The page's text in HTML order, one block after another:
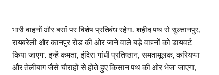
भारी वाहनों और बसों पर विशेष प्रतिबंध रहेगा. शहीद पथ से सुल्तानपुर,
रायबरेली और कानपुर रोड की ओर जाने वाले बड़े वाहनों को डायवर्ट
किया जाएगा. इन्हें कमता, इंदिरा गांधी प्रतिष्ठान, समतामूलक, करियप्पा
और तेलीबाग जैसे चौराहों से होते हुए किसान पथ की ओर भेजा जाएगा,